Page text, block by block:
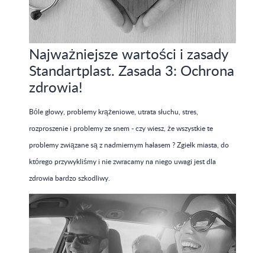
Najważniejsze wartości i zasady
Standartplast. Zasada 3: Ochrona
zdrowia!
Bóle głowy, problemy krążeniowe, utrata słuchu, stres,
rozproszenie i problemy ze snem - czy wiesz, że wszystkie te
problemy związane są z nadmiernym hałasem ? Zgiełk miasta, do
którego przywykliśmy i nie zwracamy na niego uwagi jest dla
zdrowia bardzo szkodliwy.